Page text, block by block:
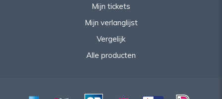
Mijn tickets
Mijn verlanglijst
Vergelijk
Alle producten